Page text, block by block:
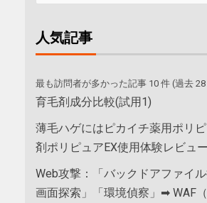
人気記事
最も訪問者が多かった記事 10 件 (過去
育毛剤成分比較(試用1)
薄毛ハゲにはピカイチ薬用ポリ
剤ポリピュアEX使用体験レビュー
Web攻撃：「バックドアファイ
画面探索」「環境偵察」➡ WAF